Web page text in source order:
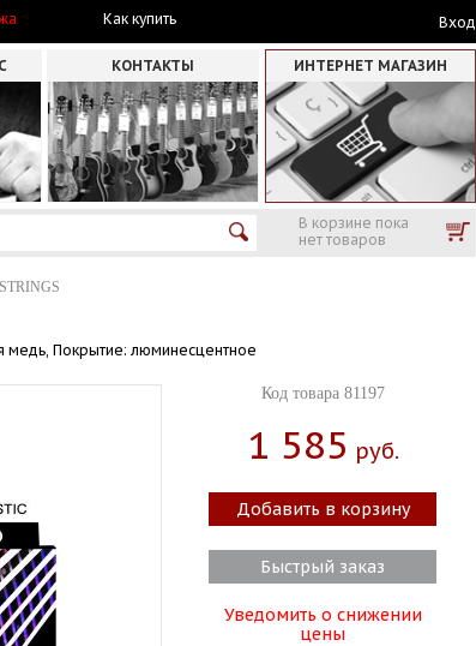
Как купить Вход
КОНТАКТЫ ИНТЕРНЕТ МАГАЗИН
В корзине пока
нет товаров
медь, Покрытие: люминесцентное
Код товара 81197
1 585 Руб.
Добавить в корзину
Быстрый заказ
Уведомить о снижении
цены